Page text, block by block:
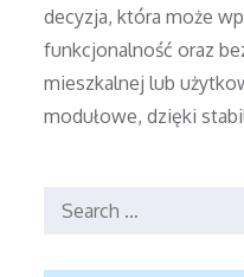
decyzja, która może
funkcjonalność oraz
mieszkalnej lub
modułowe, dzięki
Search